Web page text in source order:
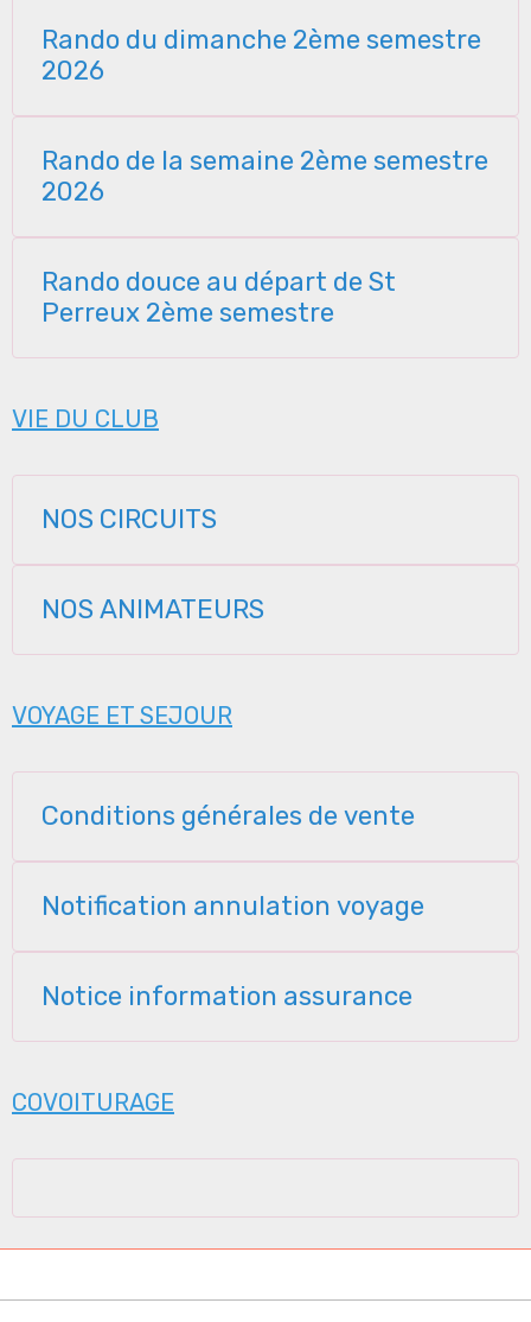
Rando du dimanche 2ème semestre
2026
Rando de la semaine 2ème semestre
2026
Rando douce au départ de St
Perreux 2ème semestre
VIE DU CLUB
NOS CIRCUITS
NOS ANIMATEURS
VOYAGE ET SEJOUR
Conditions générales de vente
Notification annulation voyage
Notice information assurance
COVOITURAGE